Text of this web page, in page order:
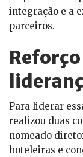
integração e a
parceiros.
Para liderar
realizou duas
nomeado
hoteleiras e